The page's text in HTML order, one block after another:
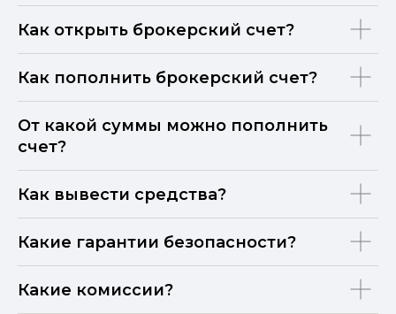
Как открыть брокерский счет?
Как пополнить брокерский счет?
От какой суммы можно пополнить
счет?
Как вывести средства?
Какие гарантии безопасности?
Какие комиссии?